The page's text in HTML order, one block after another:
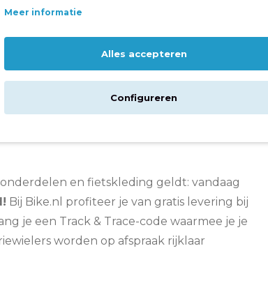
ml
en fietskleding geldt: vandaag
Bij Bike.nl profiteer je van gratis levering bij
je een Track & Trace-code waarmee je je
worden op afspraak rijklaar
Meer informatie
Alles accepteren
Configureren